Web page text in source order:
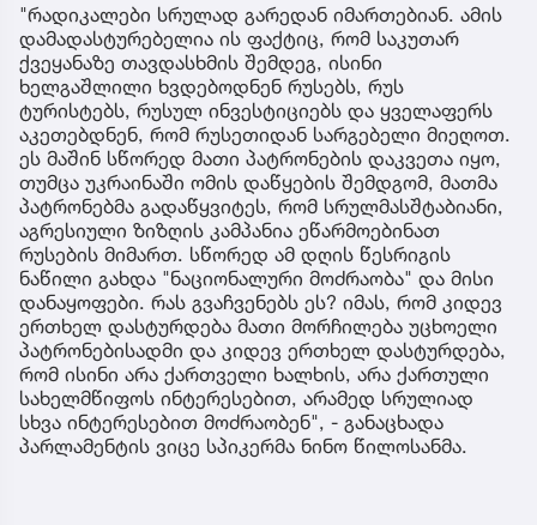
"რადიკალები სრულად გარედან იმართებიან. ამის
დამადასტურებელია ის ფაქტიც, რომ საკუთარ
ქვეყანაზე თავდასხმის შემდეგ, ისინი
ხელგაშლილი ხვდებოდნენ რუსებს, რუს
ტურისტებს, რუსულ ინვესტიციებს და ყველაფერს
აკეთებდნენ, რომ რუსეთიდან სარგებელი მიეღოთ.
ეს მაშინ სწორედ მათი პატრონების დაკვეთა იყო,
თუმცა უკრაინაში ომის დაწყების შემდგომ, მათმა
პატრონებმა გადაწყვიტეს, რომ სრულმასშტაბიანი,
აგრესიული ზიზღის კამპანია ეწარმოებინათ
რუსების მიმართ. სწორედ ამ დღის წესრიგის
ნაწილი გახდა "ნაციონალური მოძრაობა" და მისი
დანაყოფები. რას გვაჩვენებს ეს? იმას, რომ კიდევ
ერთხელ დასტურდება მათი მორჩილება უცხოელი
პატრონებისადმი და კიდევ ერთხელ დასტურდება,
რომ ისინი არა ქართველი ხალხის, არა ქართული
სახელმწიფოს ინტერესებით, არამედ სრულიად
სხვა ინტერესებით მოძრაობენ", - განაცხადა
პარლამენტის ვიცე სპიკერმა ნინო წილოსანმა.